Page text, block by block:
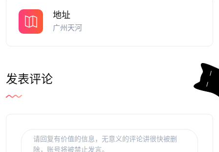
地址
广州天河
发表评论